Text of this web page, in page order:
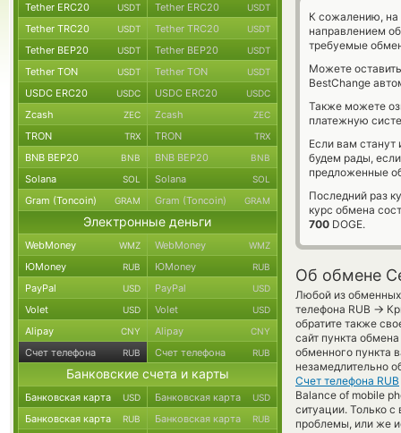
К сожалению, на
направлением
требуемые
Можете
BestChange
Также можете
платежную
Если вам
будем рады,
предложенные
Последний раз
курс обмена
700 DOGE.
Об обмене
Любой из обменных
телефона RUB →
обратите также
сайт пункта
обменного пункта
незамедлительно
Счет телефона RUB
Balance of mobile
ситуации. Только
проблемы, или же
Tether ERC20 USDT Tether ERC20 USDT
Tether TRC20 USDT Tether TRC20 USDT
Tether BEP20 USDT Tether BEP20 USDT
Tether TON USDT Tether TON USDT
USDC ERC20 USDC USDC ERC20 USDC
Zcash ZEC Zcash ZEC
TRON TRX TRON TRX
BNB BEP20 BNB BNB BEP20 BNB
Solana SOL Solana SOL
Gram (Toncoin) GRAM Gram (Toncoin) GRAM
Электронные деньги
WebMoney WMZ WebMoney WMZ
ЮMoney RUB ЮMoney RUB
PayPal USD PayPal USD
Volet USD Volet USD
Alipay CNY Alipay CNY
Счет телефона RUB Счет телефона RUB
Банковские счета и карты
Банковская карта USD Банковская карта USD
Банковская карта RUB Банковская карта RUB